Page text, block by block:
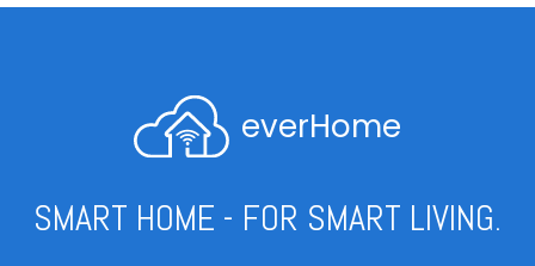
everHome
SMART HOME - FOR SMART LIVING.